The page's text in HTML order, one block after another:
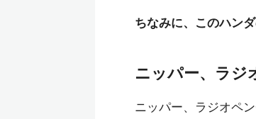
ちなみに、このハン
ニッパー、ラジ
ニッパー、ラジオペ